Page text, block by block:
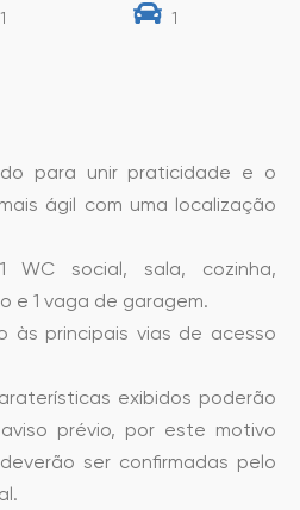
1 1
para unir praticidade e o
ágil com uma localização
WC social, sala, cozinha,
e 1 vaga de garagem.
às principais vias de acesso
exibidos poderão
prévio, por este motivo
ser confirmadas pelo